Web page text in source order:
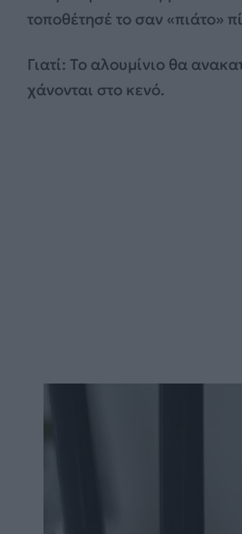
τοποθέτησέ το σαν «πιάτο»
Γιατί: Το αλουμίνιο θα
χάνονται στο κενό.